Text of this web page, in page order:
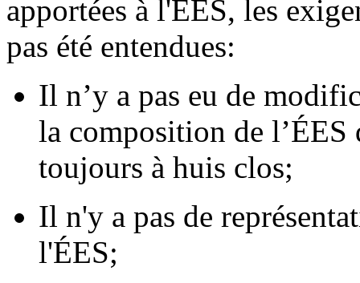
apportées à l'ÉES, les
pas été entendues:
Il n’y a pas eu de
la composition de
toujours à huis clos;
Il n'y a pas de
l'ÉES;